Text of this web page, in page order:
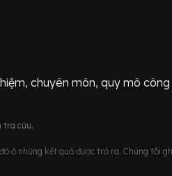
chuyên môn, quy mô
tra cứu.
ở những kết quả được trả ra. Chúng tôi